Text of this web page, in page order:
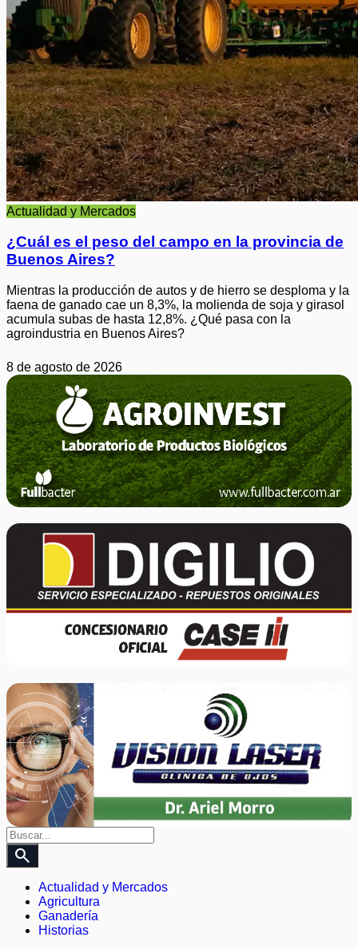
Actualidad y Mercados
¿Cuál es el peso del campo en la provincia de
Buenos Aires?
Mientras la producción de autos y de hierro se desploma y la
faena de ganado cae un 8,3%, la molienda de soja y girasol
acumula subas de hasta 12,8%. ¿Qué pasa con la
agroindustria en Buenos Aires?
8 de agosto de 2026
search
Actualidad y Mercados
Agricultura
Ganadería
Historias